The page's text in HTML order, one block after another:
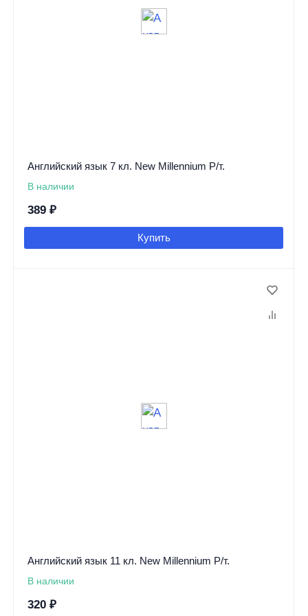
Английский язык 7 кл. New Millennium Р/т.
В наличии
389 ₽
Купить
Английский язык 11 кл. New Millennium Р/т.
В наличии
320 ₽